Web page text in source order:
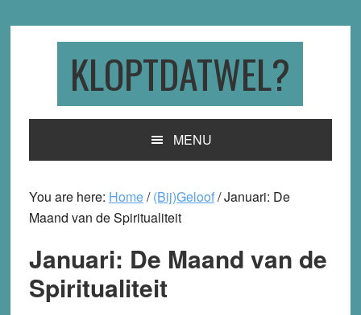
KLOPTDATWEL?
MENU
You are here: Home/ (Bij)Geloof/Januari: De
Maand van de Spiritualiteit
Januari: De Maand van de
Spiritualiteit